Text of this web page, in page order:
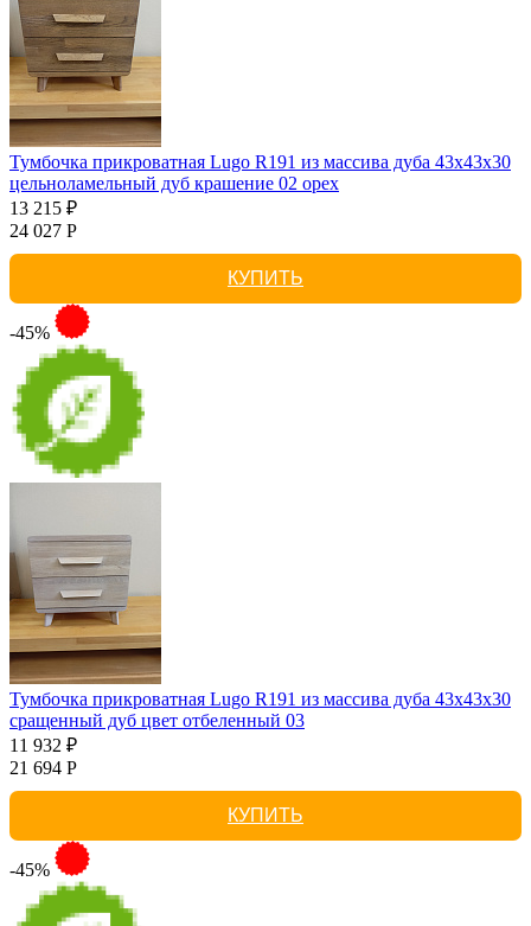
Тумбочка прикроватная Lugo R191 из массива дуба 43х43х30
цельноламельный дуб крашение 02 орех
13 215 ₽
24 027 Р
КУПИТЬ
-45%
Тумбочка прикроватная Lugo R191 из массива дуба 43х43х30
сращенный дуб цвет отбеленный 03
11 932 ₽
21 694 Р
КУПИТЬ
-45%